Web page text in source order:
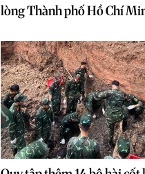
lòng Thành phố Hồ Chí